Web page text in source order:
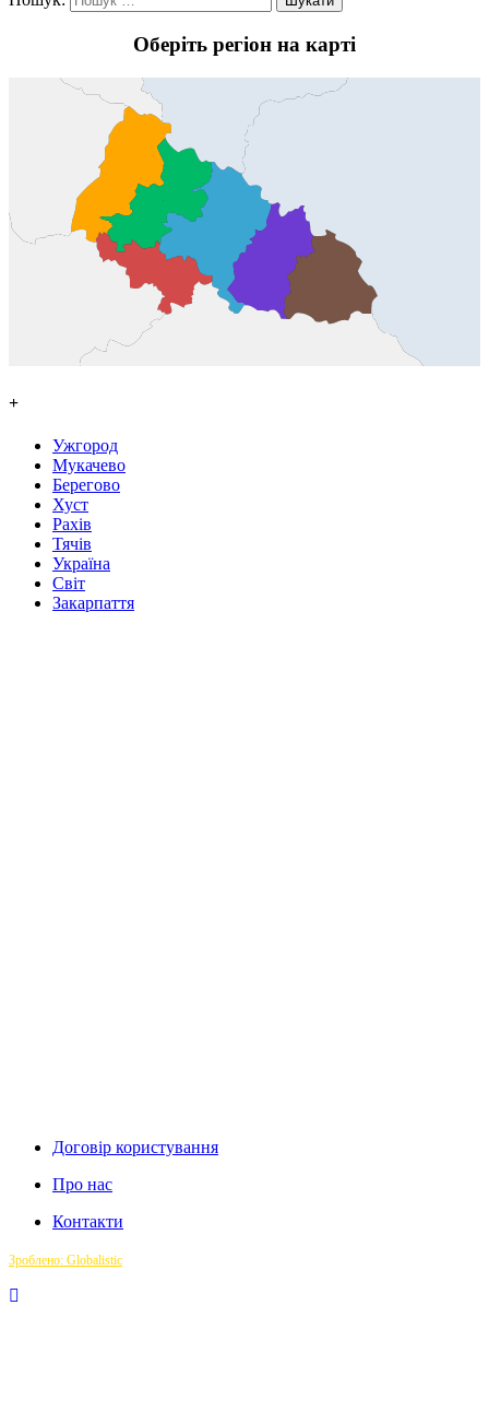
Оберіть регіон на карті
+
Ужгород
Мукачево
Берегово
Хуст
Рахів
Тячів
Україна
Світ
Закарпаття
Договір користування
Про нас
Контакти
Зроблено: Globalistic